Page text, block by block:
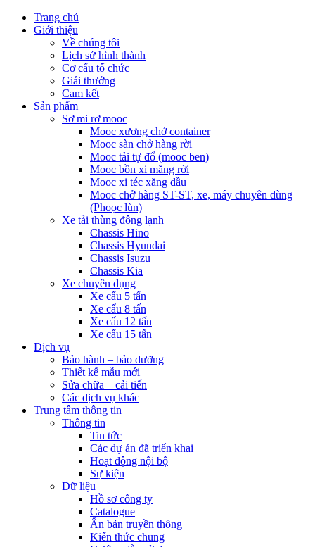
Trang chủ
Giới thiệu
Về chúng tôi
Lịch sử hình thành
Cơ cấu tổ chức
Giải thưởng
Cam kết
Sản phẩm
Sơ mi rơ mooc
Mooc xương chở container
Mooc sàn chở hàng rời
Mooc tải tự đổ (mooc ben)
Mooc bồn xi măng rời
Mooc xi téc xăng dầu
Mooc chở hàng ST-ST, xe, máy chuyên dùng
(Phoọc lùn)
Xe tải thùng đông lạnh
Chassis Hino
Chassis Hyundai
Chassis Isuzu
Chassis Kia
Xe chuyên dụng
Xe cẩu 5 tấn
Xe cẩu 8 tấn
Xe cẩu 12 tấn
Xe cẩu 15 tấn
Dịch vụ
Bảo hành – bảo dưỡng
Thiết kế mẫu mới
Sửa chữa – cải tiến
Các dịch vụ khác
Trung tâm thông tin
Thông tin
Tin tức
Các dự án đã triển khai
Hoạt động nội bộ
Sự kiện
Dữ liệu
Hồ sơ công ty
Catalogue
Ấn bản truyền thông
Kiến thức chung